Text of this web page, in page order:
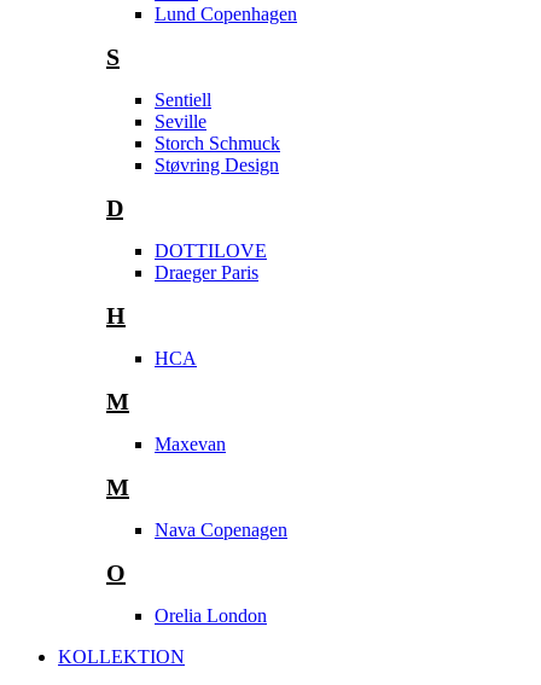
Lund Copenhagen
S
Sentiell
Seville
Storch Schmuck
Støvring Design
D
DOTTILOVE
Draeger Paris
H
HCA
M
Maxevan
M
Nava Copenagen
O
Orelia London
KOLLEKTION